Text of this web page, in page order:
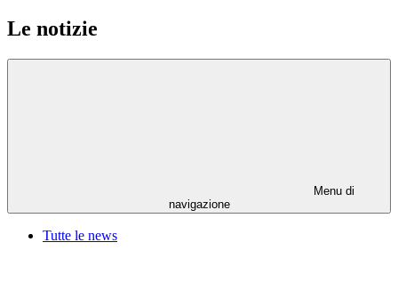
Le notizie
Menu di
navigazione
Tutte le news